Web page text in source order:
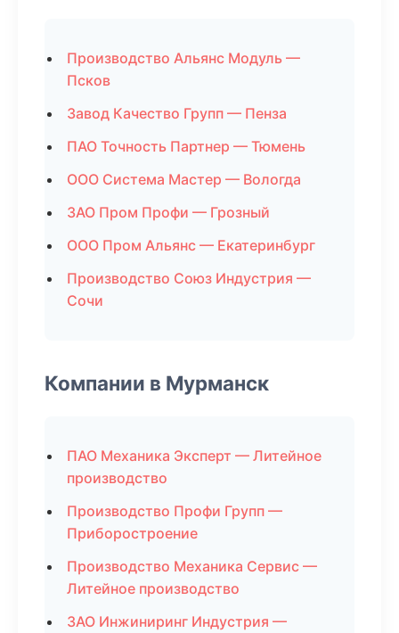
Производство Альянс Модуль —
Псков
Завод Качество Групп — Пенза
ПАО Точность Партнер — Тюмень
ООО Система Мастер — Вологда
ЗАО Пром Профи — Грозный
ООО Пром Альянс — Екатеринбург
Производство Союз Индустрия —
Сочи
Компании в Мурманск
ПАО Механика Эксперт — Литейное
производство
Производство Профи Групп —
Приборостроение
Производство Механика Сервис —
Литейное производство
ЗАО Инжиниринг Индустрия —